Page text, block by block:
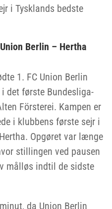
i Tysklands bedste
Berlin – Hertha
1. FC Union Berlin
det første Bundesliga-
Försterei. Kampen er
i klubbens første sejr i
Opgøret var længe
stillingen ved pausen
målløs indtil de sidste
da Union Berlin